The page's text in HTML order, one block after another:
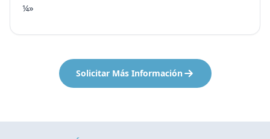
¼»
Solicitar Más Información